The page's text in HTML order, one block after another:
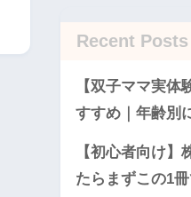
Recent Posts
【双子ママ実
すすめ｜年齢別
【初心者向け】
たらまずこの1